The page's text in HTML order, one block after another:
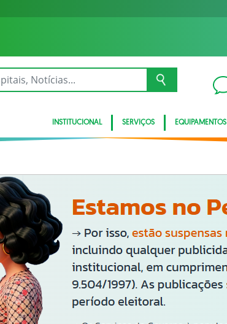
INSTITUCIONAL SERVIÇOS EQUIPAMENTOS